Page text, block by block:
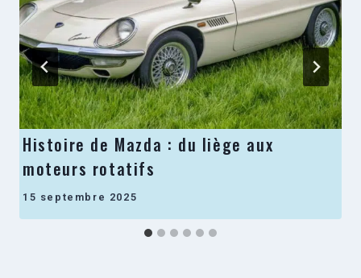
Histoire de Mazda : du liège aux
moteurs rotatifs
15 septembre 2025